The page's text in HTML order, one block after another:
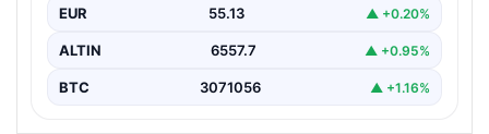
EUR 55.13 ▲ +0.20%
ALTIN 6557.7 ▲ +0.95%
BTC 3071056 ▲ +1.16%